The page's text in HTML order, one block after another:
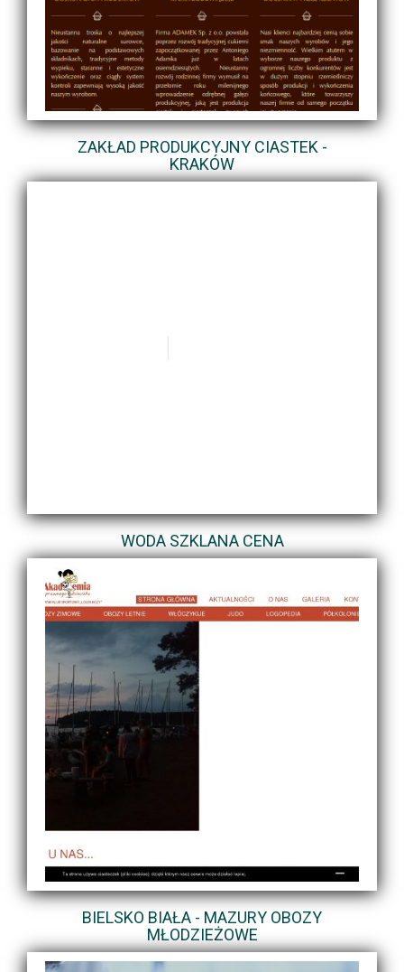
ZAKŁAD PRODUKCYJNY CIASTEK -
KRAKÓW
WODA SZKLANA CENA
BIELSKO BIAŁA - MAZURY OBOZY
MŁODZIEŻOWE